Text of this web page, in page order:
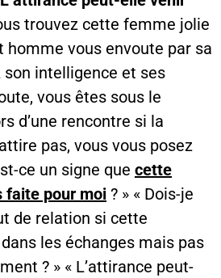
trouvez cette femme jolie
homme vous envoute par sa
intelligence et ses
vous êtes sous le
d’une rencontre si la
pas, vous vous posez
ce un signe que cette
faite pour moi ? » « Dois-je
de relation si cette
les échanges mais pas
? » « L’attirance peut-